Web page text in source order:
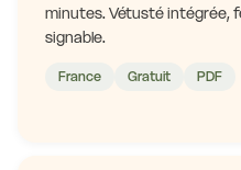
minutes. Vétusté intégrée,
signable.
France Gratuit PDF